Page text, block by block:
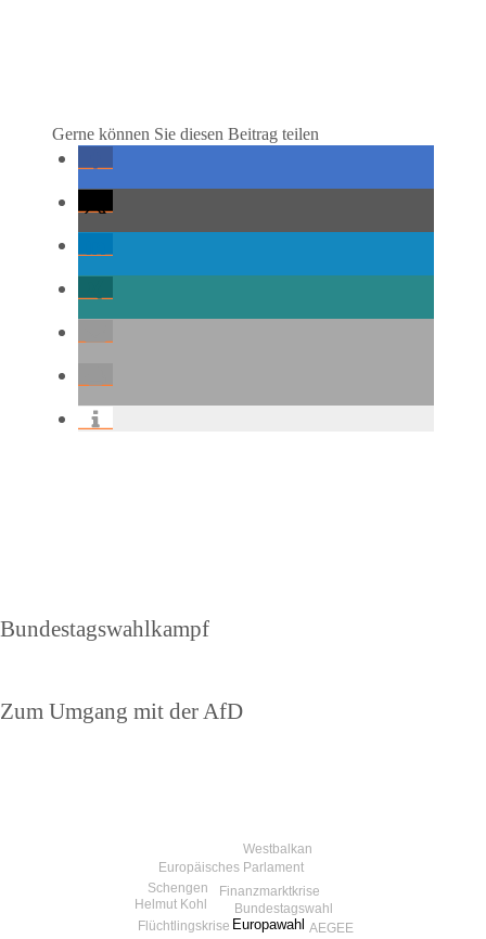
Gerne können Sie diesen Beitrag teilen
Vorheriger
Bundestagswahlkampf
Nächster
Zum Umgang mit der AfD
Europawahl
Finanzmarktkrise
Flüchtlingskrise
Bundestagswahl
Europäisches Parlament
Helmut Kohl
AEGEE
Schengen
Westbalkan